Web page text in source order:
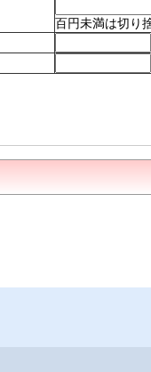
百円未満は切り